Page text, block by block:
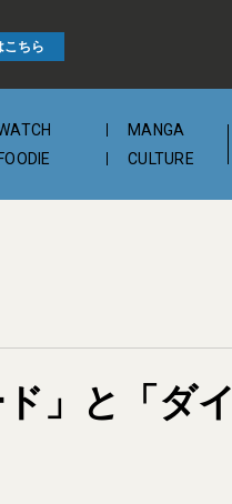
こちら
MANGA
FOODIE CULTURE
」と「ダイ